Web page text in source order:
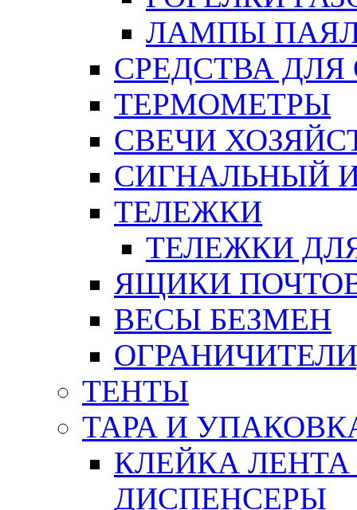
ЛАМПЫ
СРЕДСТВА
ТЕРМОМЕТРЫ
СВЕЧИ
СИГНАЛЬНЫЙ
ТЕЛЕЖКИ
ТЕЛЕЖКИ
ЯЩИКИ
ВЕСЫ БЕЗМЕН
ТЕНТЫ
ТАРА И
КЛЕЙКА
ДИСПЕНСЕРЫ